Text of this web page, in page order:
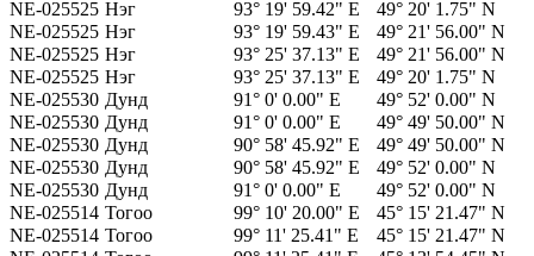
NE-025525 Нэг 93° 19' 59.42" E
49° 20' 1.75" N
NE-025525 Нэг 93° 19' 59.43" E
49° 21' 56.00" N
NE-025525 Нэг 93° 25' 37.13" E
49° 21' 56.00" N
NE-025525 Нэг 93° 25' 37.13" E
49° 20' 1.75" N
NE-025530 Дунд 91° 0' 0.00" E
49° 52' 0.00" N
NE-025530 Дунд 91° 0' 0.00" E
49° 49' 50.00" N
NE-025530 Дунд 90° 58' 45.92" E
49° 49' 50.00" N
NE-025530 Дунд 90° 58' 45.92" E
49° 52' 0.00" N
NE-025530 Дунд 91° 0' 0.00" E
49° 52' 0.00" N
NE-025514 Тогоо 99° 10' 20.00" E
45° 15' 21.47" N
NE-025514 Тогоо 99° 11' 25.41" E
45° 15' 21.47" N